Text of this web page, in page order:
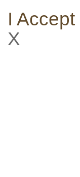
I Accept
X